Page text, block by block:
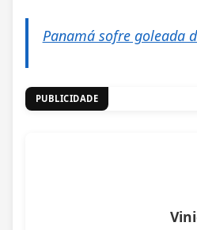
Panamá sofre goleada
PUBLICIDADE